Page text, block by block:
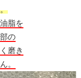
脂を
の
磨き
。